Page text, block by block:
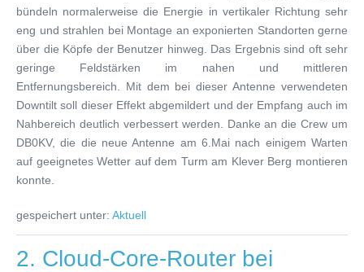
bündeln normalerweise die Energie in vertikaler Richtung sehr
eng und strahlen bei Montage an exponierten Standorten gerne
über die Köpfe der Benutzer hinweg. Das Ergebnis sind oft sehr
geringe Feldstärken im nahen und mittleren
Entfernungsbereich. Mit dem bei dieser Antenne verwendeten
Downtilt soll dieser Effekt abgemildert und der Empfang auch im
Nahbereich deutlich verbessert werden. Danke an die Crew um
DB0KV, die die neue Antenne am 6.Mai nach einigem Warten
auf geeignetes Wetter auf dem Turm am Klever Berg montieren
konnte.
gespeichert unter: Aktuell
2. Cloud-Core-Router bei